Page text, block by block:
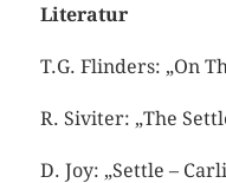
Literatur
T.G. Flinders: „On
R. Siviter: „The
D. Joy: „Settle –